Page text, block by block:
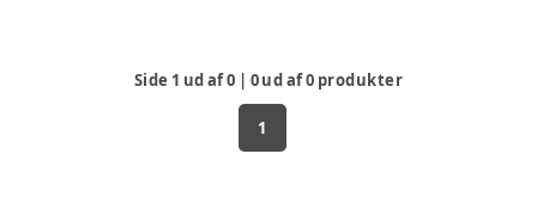
Side 1 ud af0 | 0ud af0 produkter
1